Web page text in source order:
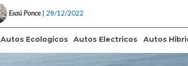
Esaú Ponce | 28/12/2022
Autos Ecologicos Autos Electricos Autos